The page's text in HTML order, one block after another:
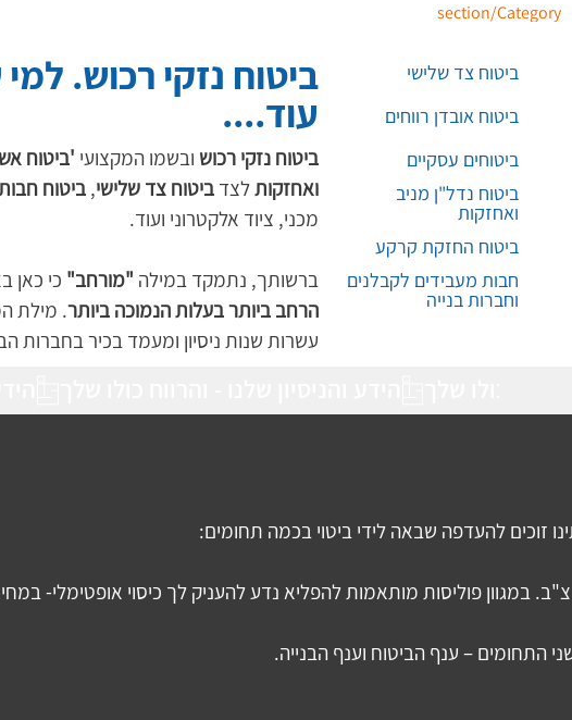
ביטוח נזקי רכוש ובשמו המקצועי 'ביטוח
ואחזקות לצד ביטוח צד שלישי, ביטוח
מכני, ציוד אלקטרוני ועוד.
ברשותך, נתמקד במילה "מורחב" כי כאן
הרחב ביותר בעלות הנמוכה ביותר. מילת
עשרות שנות ניסיון ומעמד בכיר בחברות
ביטוח נזקי רכוש.
עוד....
ביטוח צד שלישי
ביטוח אובדן רווחים
ביטוחים עסקיים
ביטוח נדל"ן מניב
ואחזקות
ביטוח החזקת קרקע
חבות מעבידים לקבלנים
וחברות בנייה
זוכים להעדפה שבאה לידי ביטוי בכמה תחומים:
פוליסות מותאמות להפליא נדע להעניק לך כיסוי אופטימלי-
התחומים – ענף הביטוח וענף הבנייה.
section/Category